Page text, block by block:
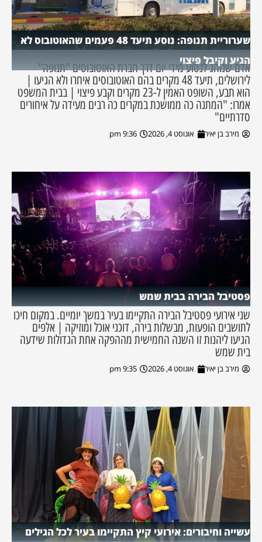
שערוריית תנופה: נוסע תיעד 48 פעמים שהאוטובוס לא
הגיע וקיבל פיצוי
אדם שנוהג לנסוע מידי יום דרך חברת האוטובוסים "תנופה"
לירושלים, תיעד 48 מקרים בהם האוטובוסים איחרו ולא הגיעו |
הוא תבע, השופט האמין ל-23 מקרים וקבע פיצוי | בבית המשפט
אמרו: "המתנה כה ממושכת במקרים כה רבים מעידה על איחורים
סדרתיים"
מירב בן יאיר אוגוסט 4, 2026 9:36 pm
פסטיבל הבירה בבית שמש
שני אירועי פסטיבל הבירה התקיימו בעיר במשך יומיים. במקום חיכו
לתושבים הופעות, מבשלות בירה, דוכני אוכל ומוזיקה | אלפים
הגיעו ליהנות זו השנה החמישית מההפקה אחת הגדולות שידעה
בית שמש
מירב בן יאיר אוגוסט 4, 2026 9:35 pm
עשייה וחיבורים: אירועי קיץ התקיימו בעיר לכל הגילים